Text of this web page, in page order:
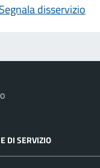
Segnala disservizio
DI SERVIZIO